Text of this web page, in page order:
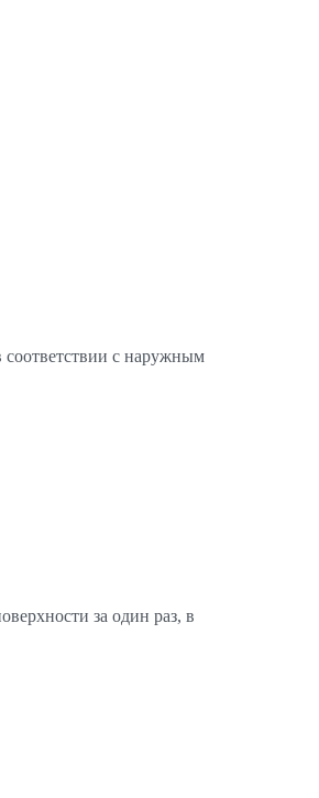
соответствии с наружным
за один раз, в